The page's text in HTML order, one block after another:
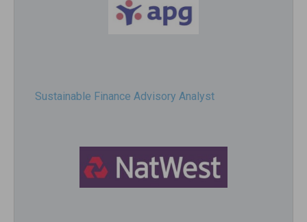
Sustainable Finance Advisory Analyst